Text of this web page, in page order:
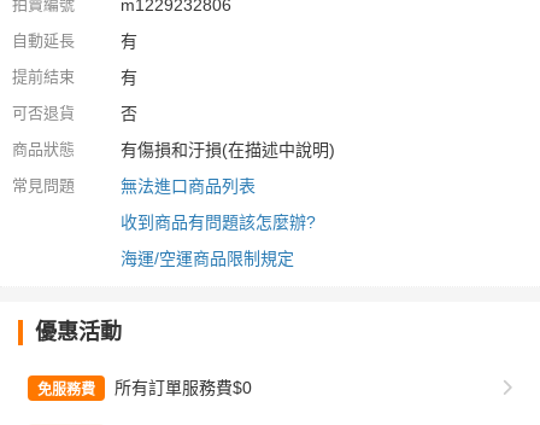
拍賣編號 m1229232806
自動延長 有
提前結束 有
可否退貨 否
商品狀態 有傷損和汙損(在描述中說明)
常見問題
無法進口商品列表
收到商品有問題該怎麼辦?
海運/空運商品限制規定
優惠活動
免服務費 所有訂單服務費$0